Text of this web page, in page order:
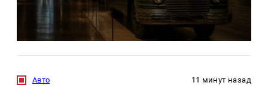
Авто 11 минут назад